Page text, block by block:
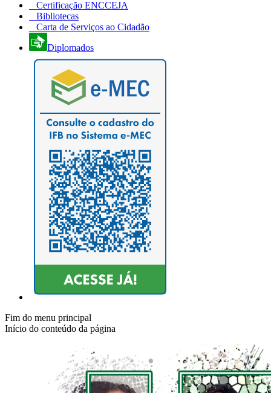
Certificação ENCCEJA
Bibliotecas
Carta de Serviços ao Cidadão
Diplomados
Fim do menu principal
Início do conteúdo da página